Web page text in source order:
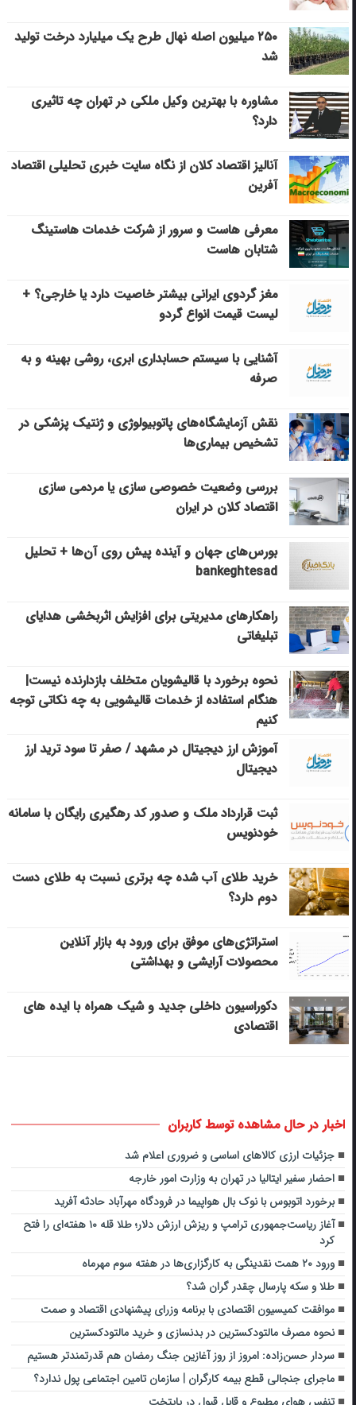
۲۵۰ میلیون اصله نهال طرح یک میلیارد درخت تولید
شد
مشاوره با بهترین وکیل ملکی در تهران چه تاثیری
دارد؟
آنالیز اقتصاد کلان از نگاه سایت خبری تحلیلی اقتصاد
آفرین
معرفی هاست و سرور از شرکت خدمات هاستینگ
شتابان هاست
مغز گردوی ایرانی بیشتر خاصیت دارد یا خارجی؟ +
لیست قیمت انواع گردو
آشنایی با سیستم حسابداری ابری، روشی بهینه و به
صرفه
نقش آزمایشگاه‌های پاتوبیولوژی و ژنتیک پزشکی در
تشخیص بیماری‌ها
بررسی وضعیت خصوصی سازی یا مردمی سازی
اقتصاد کلان در ایران
بورس‌های جهان و آینده پیش روی آن‌ها + تحلیل
bankeghtesad
راهکارهای مدیریتی برای افزایش اثربخشی هدایای
تبلیغاتی
نحوه برخورد با قالیشویان متخلف بازدارنده نیست|
هنگام استفاده از خدمات قالیشویی به چه نکاتی توجه
کنیم
آموزش ارز دیجیتال در مشهد / صفر تا سود ترید ارز
دیجیتال
ثبت قرارداد ملک و صدور کد رهگیری رایگان با سامانه
خودنویس
خرید طلای آب شده چه برتری نسبت به طلای دست
دوم دارد؟
استراتژی‌های موفق برای ورود به بازار آنلاین
محصولات آرایشی و بهداشتی
دکوراسیون داخلی جدید و شیک همراه با ایده های
اقتصادی
اخبار در حال مشاهده توسط کاربران
جزئیات ارزی کالا‌های اساسی و ضروری اعلام شد
احضار سفیر ایتالیا در تهران به وزارت امور خارجه
برخورد اتوبوس با نوک بال هواپیما در فرودگاه مهرآباد حادثه آفرید
آغاز ریاست‌جمهوری ترامپ و ریزش ارزش دلار؛ طلا قله ۱۰ هفته‌ای را فتح
کرد
ورود ۲۰ همت نقدینگی به کارگزاری‌ها در هفته سوم مهرماه
طلا و سکه پارسال چقدر گران شد؟
موافقت کمیسیون اقتصادی با برنامه‌ وزرای پیشنهادی اقتصاد و صمت
نحوه مصرف مالتودکسترین در بدنسازی و خرید مالتودکسترین
سردار حسن‌زاده: امروز از روز آغازین جنگ رمضان هم قدرتمندتر هستیم
ماجرای جنجالی قطع بیمه کارگران | سازمان تامین اجتماعی پول ندارد؟